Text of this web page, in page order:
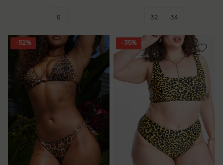
S 32 34
- 52% - 35%